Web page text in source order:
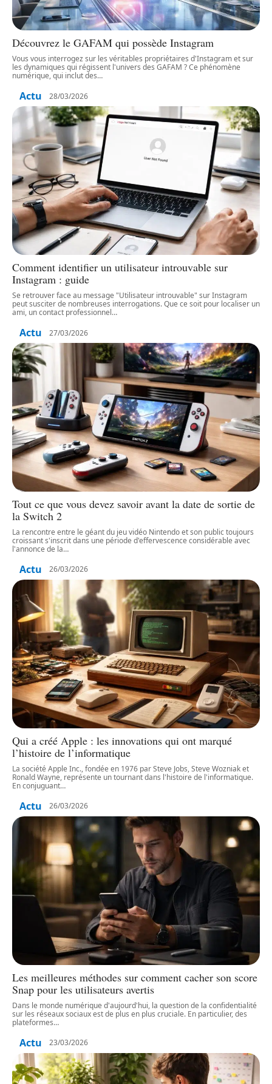
Découvrez le GAFAM qui possède Instagram
Vous vous interrogez sur les véritables propriétaires d'Instagram et sur
les dynamiques qui régissent l'univers des GAFAM ? Ce phénomène
numérique, qui inclut des…
Actu 28/03/2026
Comment identifier un utilisateur introuvable sur
Instagram : guide
Se retrouver face au message "Utilisateur introuvable" sur Instagram
peut susciter de nombreuses interrogations. Que ce soit pour localiser un
ami, un contact professionnel…
Actu 27/03/2026
Tout ce que vous devez savoir avant la date de sortie de
la Switch 2
La rencontre entre le géant du jeu vidéo Nintendo et son public toujours
croissant s'inscrit dans une période d'effervescence considérable avec
l'annonce de la…
Actu 26/03/2026
Qui a créé Apple : les innovations qui ont marqué
l’histoire de l’informatique
La société Apple Inc., fondée en 1976 par Steve Jobs, Steve Wozniak et
Ronald Wayne, représente un tournant dans l'histoire de l'informatique.
En conjuguant…
Actu 26/03/2026
Les meilleures méthodes sur comment cacher son score
Snap pour les utilisateurs avertis
Dans le monde numérique d'aujourd'hui, la question de la confidentialité
sur les réseaux sociaux est de plus en plus cruciale. En particulier, des
plateformes…
Actu 23/03/2026